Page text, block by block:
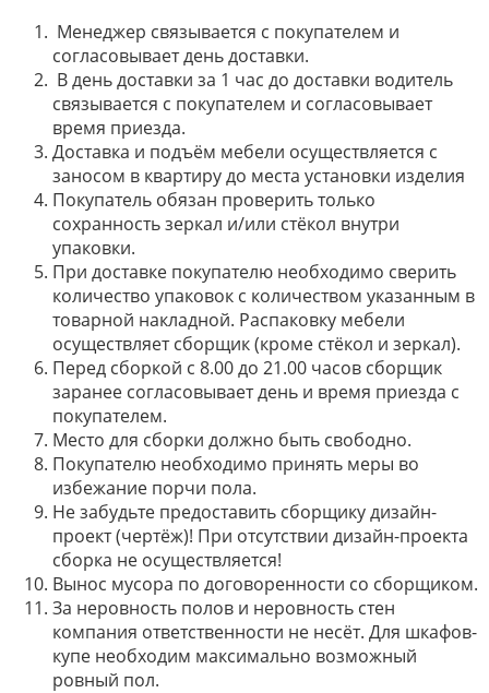
Менеджер связывается с покупателем и
согласовывает день доставки.
В день доставки за 1 час до доставки водитель
связывается с покупателем и согласовывает
время приезда.
Доставка и подъём мебели осуществляется с
заносом в квартиру до места установки изделия
Покупатель обязан проверить только
сохранность зеркал и/или стёкол внутри
упаковки.
При доставке покупателю необходимо сверить
количество упаковок с количеством указанным в
товарной накладной. Распаковку мебели
осуществляет сборщик (кроме стёкол и зеркал).
Перед сборкой с 8.00 до 21.00 часов сборщик
заранее согласовывает день и время приезда с
покупателем.
Место для сборки должно быть свободно.
Покупателю необходимо принять меры во
избежание порчи пола.
Не забудьте предоставить сборщику дизайн-
проект (чертёж)! При отсутствии дизайн-проекта
сборка не осуществляется!
Вынос мусора по договоренности со сборщиком.
За неровность полов и неровность стен
компания ответственности не несёт. Для шкафов-
купе необходим максимально возможный
ровный пол.